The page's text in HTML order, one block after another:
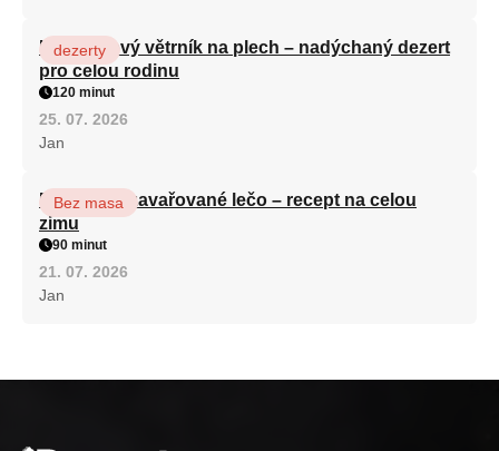
Karamelový větrník na plech – nadýchaný dezert
pro celou rodinu
dezerty
120 minut
25. 07. 2026
Jan
Babiččino zavařované lečo – recept na celou
zimu
Bez masa
90 minut
21. 07. 2026
Jan